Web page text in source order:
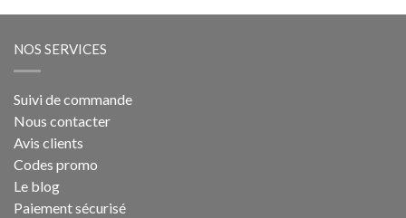
NOS SERVICES
Suivi de commande
Nous contacter
Avis clients
Codes promo
Le blog
Paiement sécurisé